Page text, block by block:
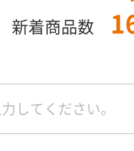
新着商品数